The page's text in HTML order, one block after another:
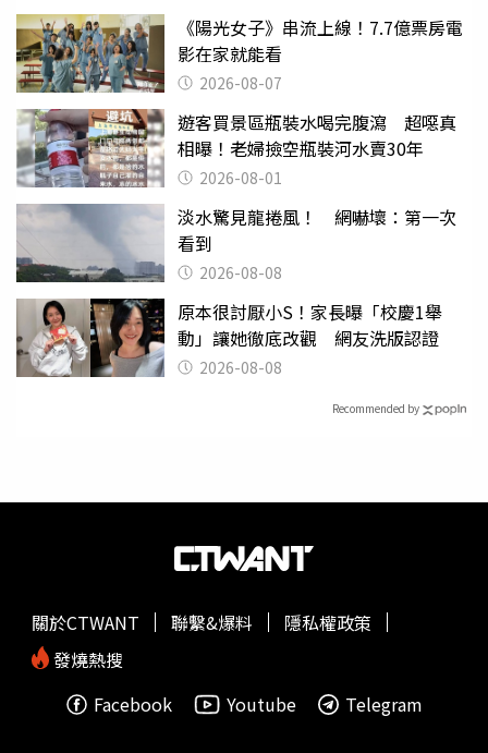
《陽光女子》串流上線！7.7億票房電
影在家就能看
2026-08-07
遊客買景區瓶裝水喝完腹瀉 超噁真
相曝！老婦撿空瓶裝河水賣30年
2026-08-01
淡水驚見龍捲風！ 網嚇壞：第一次
看到
2026-08-08
原本很討厭小S！家長曝「校慶1舉
動」讓她徹底改觀 網友洗版認證
2026-08-08
Recommended by
關於CTWANT 聯繫&爆料
隱私權政策
發燒熱搜
Facebook
Youtube Telegram